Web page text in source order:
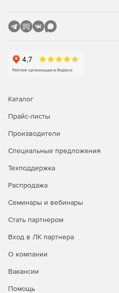
Каталог
Прайс-листы
Производители
Специальные предложения
Техподдержка
Распродажа
Семинары и вебинары
Стать партнером
Вход в ЛК партнера
О компании
Вакансии
Помощь